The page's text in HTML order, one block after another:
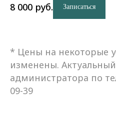
8 000 руб. Записаться
* Цены на некоторые
изменены.
администратора по
09-39